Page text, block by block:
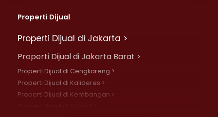
Properti Dijual
Properti Dijual di Jakarta >
Properti Dijual di Jakarta Barat >
Properti Dijual di Cengkareng >
Properti Dijual di Kalideres >
Properti Dijual di Kembangan >